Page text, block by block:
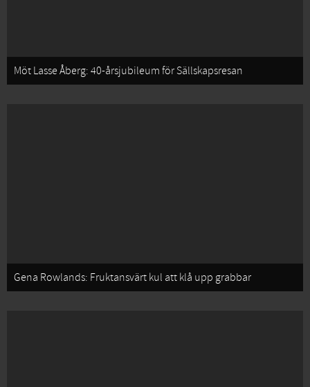
Möt Lasse Åberg: 40-årsjubileum för Sällskapsresan
Gena Rowlands: Fruktansvärt kul att klå upp grabbar